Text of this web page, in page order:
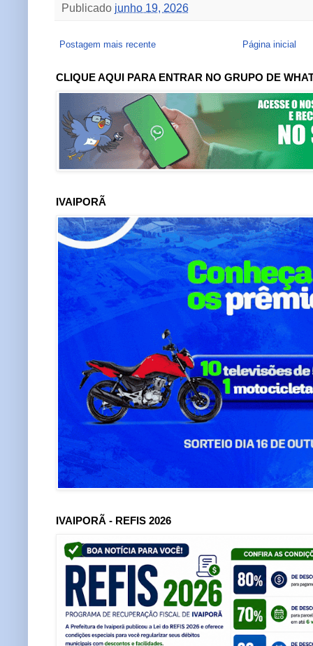
Publicado junho 19, 2026
Postagem mais recente Página inicial
CLIQUE AQUI PARA ENTRAR NO GRUPO DE
IVAIPORÃ
IVAIPORÃ - REFIS 2026